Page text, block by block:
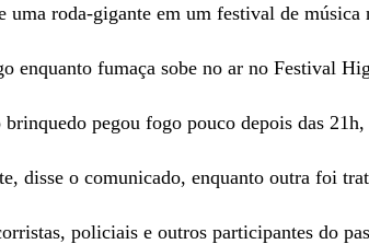
uma roda-gigante em um festival de
enquanto fumaça sobe no ar no Festival
pegou fogo pouco depois das
disse o comunicado, enquanto outra foi
policiais e outros participantes do